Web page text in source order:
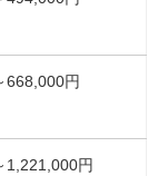
668,000円
1,221,000円